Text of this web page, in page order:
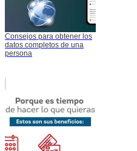
Consejos para obtener los
datos completos de una
persona